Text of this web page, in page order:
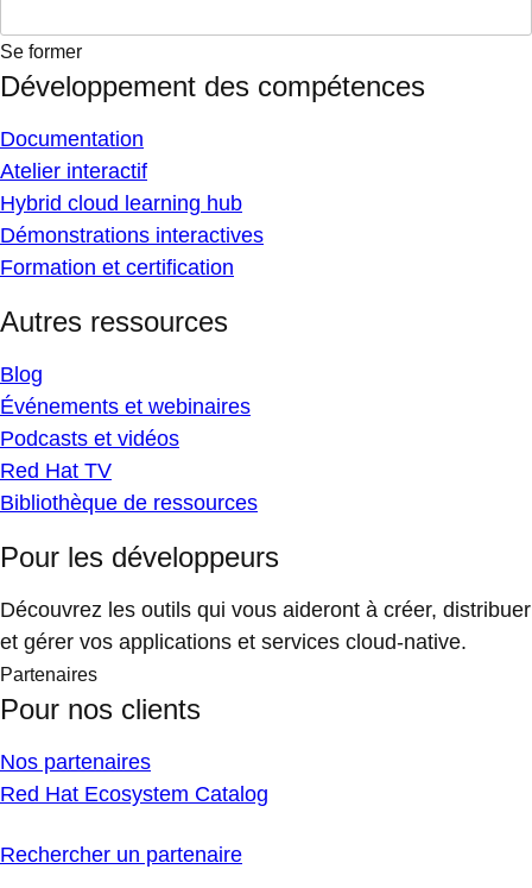
Se former
Développement des compétences
Documentation
Atelier interactif
Hybrid cloud learning hub
Démonstrations interactives
Formation et certification
Autres ressources
Blog
Événements et webinaires
Podcasts et vidéos
Red Hat TV
Bibliothèque de ressources
Pour les développeurs
Découvrez les outils qui vous aideront à créer, distribuer
et gérer vos applications et services cloud-native.
Partenaires
Pour nos clients
Nos partenaires
Red Hat Ecosystem Catalog
Rechercher un partenaire